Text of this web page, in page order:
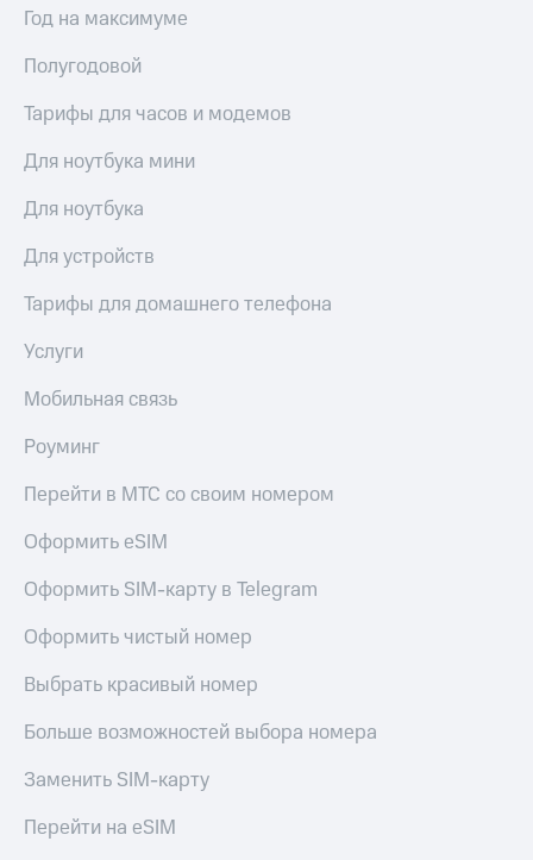
Год на максимуме
Полугодовой
Тарифы для часов и модемов
Для ноутбука мини
Для ноутбука
Для устройств
Тарифы для домашнего телефона
Услуги
Мобильная связь
Роуминг
Перейти в МТС со своим номером
Оформить eSIM
Оформить SIM-карту в Telegram
Оформить чистый номер
Выбрать красивый номер
Больше возможностей выбора номера
Заменить SIM-карту
Перейти на eSIM